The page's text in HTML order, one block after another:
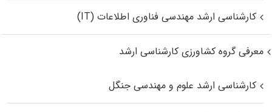
کارشناسی ارشد مهندسی فناوری اطلاعات (IT)
معرفی گروه کشاورزی کارشناسی ارشد
کارشناسی ارشد علوم و مهندسی جنگل